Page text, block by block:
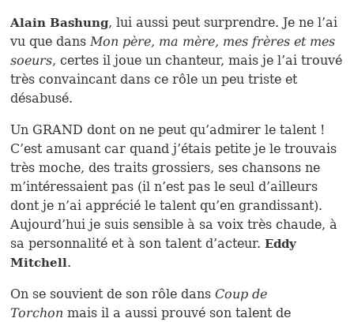
Alain Bashung, lui aussi peut surprendre. Je ne l’ai
vu que dansMon père, ma mère, mes frères et mes
soeurs, certes il joue un chanteur, mais je l’ai trouvé
très convaincant dans ce rôle un peu triste et
désabusé.
Un GRAND dont on ne peut qu’admirer le talent !
C’est amusant car quand j’étais petite je le trouvais
très moche, des traits grossiers, ses chansons ne
m’intéressaient pas (il n’est pas le seul d’ailleurs
dont je n’ai apprécié le talent qu’en grandissant).
Aujourd’hui je suis sensible à sa voix très chaude, à
sa personnalité et à son talent d’acteur.Eddy
Mitchell.
On se souvient de son rôle dansCoup de
Torchon mais il a aussi prouvé son talent de